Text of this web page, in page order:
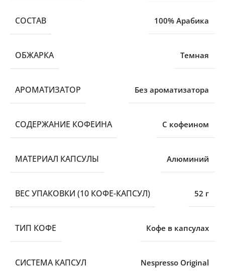
CОСТАВ 100% Арабика
ОБЖАРКА Темная
АРОМАТИЗАТОР Без ароматизатора
СОДЕРЖАНИЕ КОФЕИНА С кофеином
МАТЕРИАЛ КАПСУЛЫ Алюминий
ВЕС УПАКОВКИ (10 КОФЕ-КАПСУЛ) 52 г
ТИП КОФЕ Кофе в капсулах
СИСТЕМА КАПСУЛ Nespresso Original